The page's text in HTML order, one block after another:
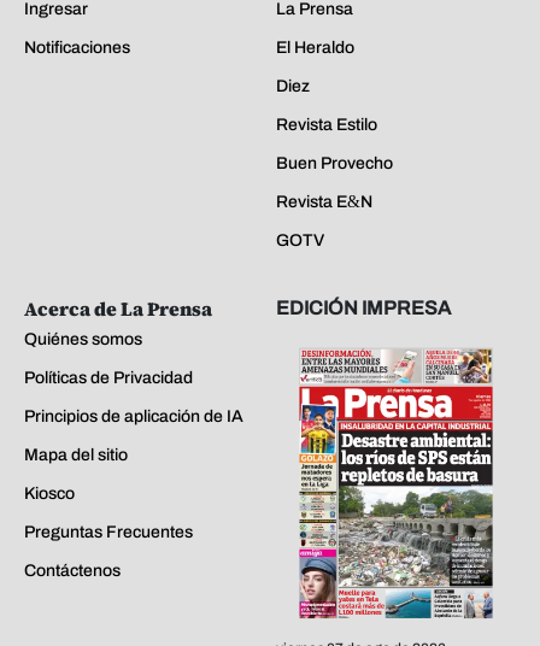
Ingresar
Notificaciones
La Prensa
El Heraldo
Diez
Revista Estilo
Buen Provecho
Revista E&N
GOTV
Acerca de La Prensa
Quiénes somos
Políticas de Privacidad
Principios de aplicación de IA
Mapa del sitio
Kiosco
Preguntas Frecuentes
Contáctenos
EDICIÓN IMPRESA